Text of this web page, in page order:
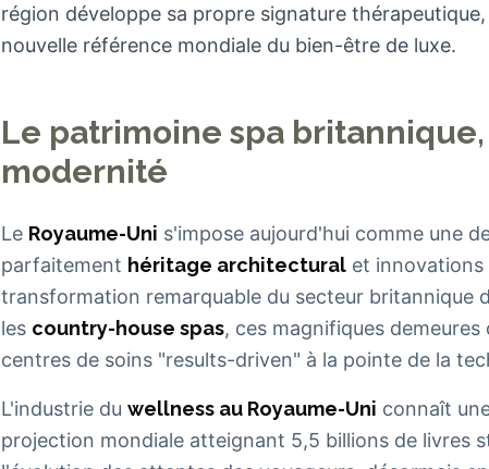
région développe sa propre signature
nouvelle référence mondiale du bien-être de luxe.
Le patrimoine spa
modernité
Le Royaume-Uni s'impose aujourd'hui comme une
parfaitement héritage architectural et innovations
transformation remarquable du secteur britannique
les country-house spas, ces magnifiques
centres de soins "results-driven" à la pointe de la
L'industrie du wellness au Royaume-Uni connaît
projection mondiale atteignant 5,5 billions de livres